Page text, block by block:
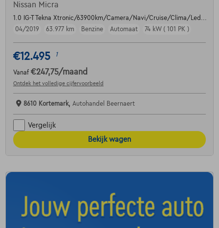
Nissan Micra
1.0 IG-T Tekna Xtronic/63900km/Camera/Navi/Cruise/Clima/Led...
04/2019
63.977 km Benzine Automaat 74 kW ( 101 PK )
€12.495 1
Vanaf €247,75/maand
Ontdek het volledige cijfervoorbeeld
8610 Kortemark, Autohandel Beernaert
Vergelijk
Bekijk wagen